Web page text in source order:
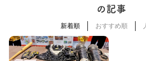
の記事
新着順 おすすめ順